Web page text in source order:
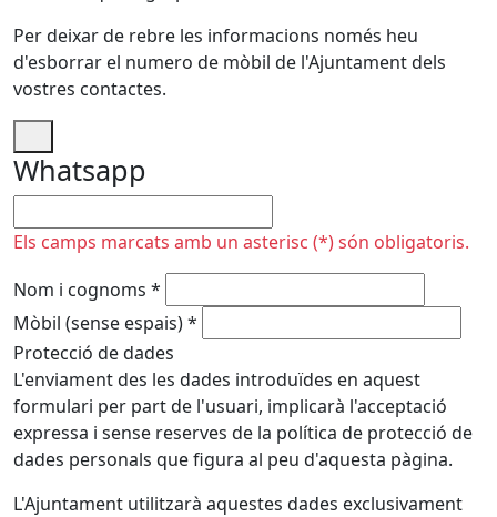
Per deixar de rebre les informacions només heu
d'esborrar el numero de mòbil de l'Ajuntament dels
vostres contactes.
Whatsapp
Els camps marcats amb un asterisc (*) són obligatoris.
Nom i cognoms *
Mòbil (sense espais)*
Protecció de dades
L'enviament des les dades introduïdes en aquest
formulari per part de l'usuari, implicarà l'acceptació
expressa i sense reserves de la política de protecció de
dades personals que figura al peu d'aquesta pàgina.
L'Ajuntament utilitzarà aquestes dades exclusivament